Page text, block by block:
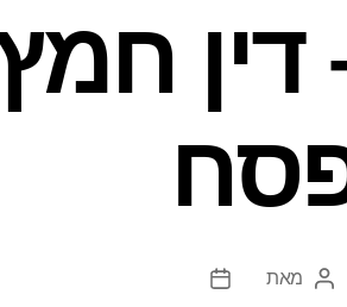
דין
המחבר
מאת
תאריך